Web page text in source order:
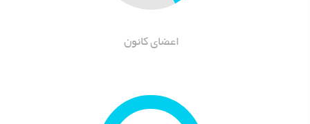
اعضای کانون